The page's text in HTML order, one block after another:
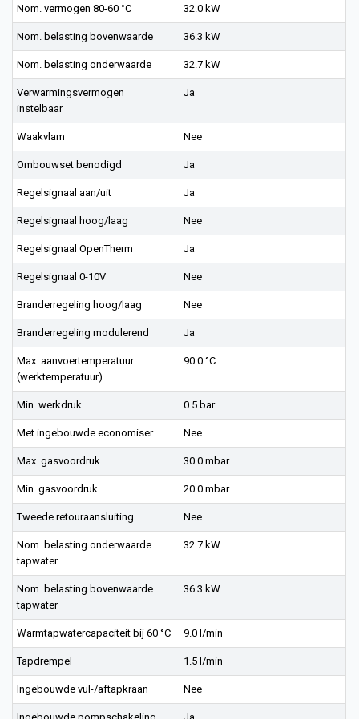
Nom. vermogen 80-60 °C 32.0 kW
Nom. belasting bovenwaarde 36.3 kW
Nom. belasting onderwaarde 32.7 kW
Verwarmingsvermogen
instelbaar
Ja
Waakvlam Nee
Ombouwset benodigd Ja
Regelsignaal aan/uit Ja
Regelsignaal hoog/laag Nee
Regelsignaal OpenTherm Ja
Regelsignaal 0-10V Nee
Branderregeling hoog/laag Nee
Branderregeling modulerend Ja
Max. aanvoertemperatuur
(werktemperatuur)
90.0 °C
Min. werkdruk 0.5 bar
Met ingebouwde economiser Nee
Max. gasvoordruk 30.0 mbar
Min. gasvoordruk 20.0 mbar
Tweede retouraansluiting Nee
Nom. belasting onderwaarde
tapwater
32.7 kW
Nom. belasting bovenwaarde
tapwater
36.3 kW
Warmtapwatercapaciteit bij 60 °C 9.0 l/min
Tapdrempel 1.5 l/min
Ingebouwde vul-/aftapkraan Nee